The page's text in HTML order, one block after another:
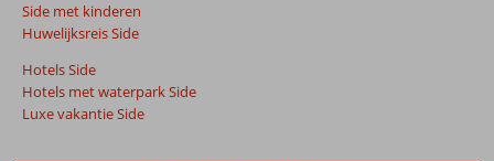
Side met kinderen
Huwelijksreis Side
Hotels Side
Hotels met waterpark Side
Luxe vakantie Side